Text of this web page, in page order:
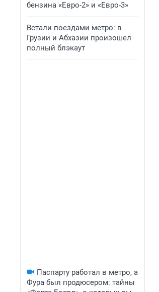
бензина «Евро-2» и «Евро-3»
Встали поездами метро: в
Грузии и Абхазии произошел
полный блэкаут
Паспарту работал в метро, а
Фура был продюсером: тайны